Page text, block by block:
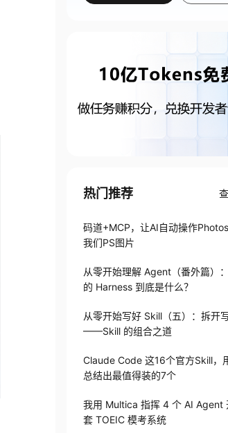
热门推荐
码道+MCP，让AI自动操作
我们PS图片
从零开始理解 Agent（番外篇）
的 Harness 到底是什么？
从零开始写好 Skill（五）：拆开
——Skill 的组合之道
Claude Code 这16个官方Skill，
总结出最值得装的7个
我用 Multica 指挥 4 个 AI Agent
套 TOEIC 模考系统